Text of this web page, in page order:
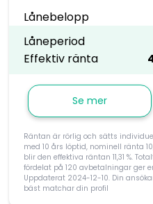
Lånebelopp
Låneperiod
Effektiv ränta
Se mer
Räntan är rörlig och sätts
med 10 års löptid, nominell ränta
blir den effektiva räntan 11,31 %.
fördelat på 120 avbetalningar ger
Uppdaterat 2024-12-10. Din
bäst matchar din profil